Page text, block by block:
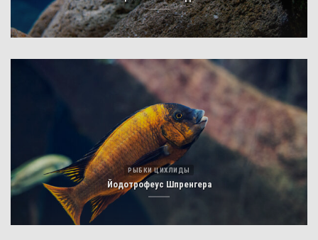
РЫБКИ ЦИХЛИДЫ
Йодотрофеус Шпренгера